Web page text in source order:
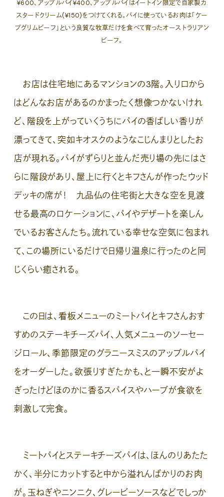
¥600、アップルパイ¥400、アップルパイはイートイン限定で自家製カ
スタードクリーム(¥150)をつけてくれる。パイに使っているお肉は「ケー
プグリムビーフ」という良質な牧草だけを食べて育ったオーストラリアン
ビーフ。
お店は住宅地にあるマンションの3階。入り口から
はどんなお店があるのかまったく想像つかないけれ
ど、階段を上がっていくうちにパイの香ばしい香りが
漂ってきて、突如キオスクのようなこじんまりとしたお
店が現れる。パイがずらりと並んだ売り場の先にはさ
らに階段があり、屋上に行くとキフさんが作ったウッド
デッキの席が！ 九品仏の住宅街と大きな空を見渡
せる最高のロケーションに、パイやデザートを楽しん
でいるお客さんたち。流れている幸せな空気に包まれ
て、この場所にいるだけで日帰り温泉に行ったのと同
じくらい癒される。
この日は、看板メニューのミートパイとキフさんおす
すめのステーキチーズパイ、人気メニューのソーセー
ジロール、季節限定のグラニースミスのアップルパイ
をオーダーした。欲張りすぎたかも、と一瞬不安がよ
ぎったけどほのかに香るスパイスやハーブが食欲を
刺激して完食。
ミートパイとステーキチーズパイは、ほんのりあたた
かく、半分にカットすると中から溢れんばかりのお肉
が。玉ねぎやニンニク、グレービーソースなどでしっか